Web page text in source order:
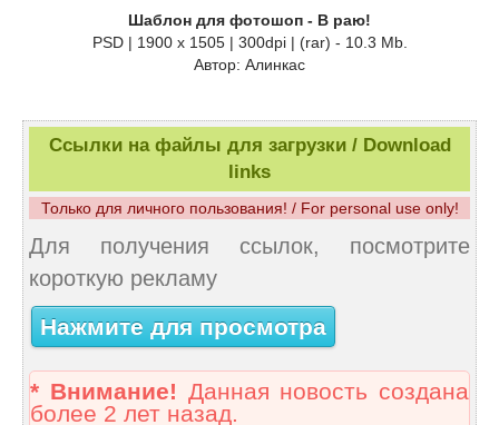
Шаблон для фотошоп - В раю!
PSD | 1900 x 1505 | 300dpi | (rar) - 10.3 Mb.
Автор: Алинкас
Ссылки на файлы для загрузки / Download
links
Только для личного пользования! / For personal use only!
Для получения ссылок, посмотрите
короткую рекламу
Нажмите для просмотра
* Внимание! Данная новость создана
более 2 лет назад.